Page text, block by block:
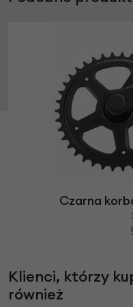
Czarna
Klienci, którzy
również